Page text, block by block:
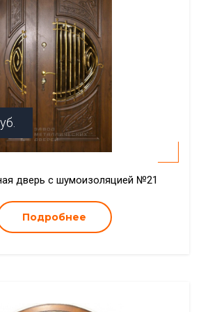
дверь с шумоизоляцией №21
Подробнее